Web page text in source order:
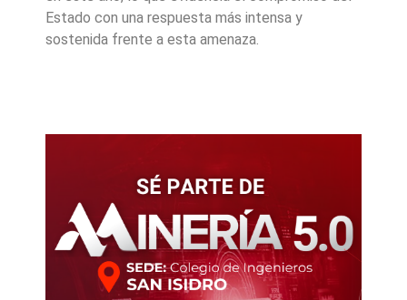
Estado con una respuesta más intensa y
sostenida frente a esta amenaza.